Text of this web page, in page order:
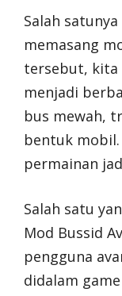
Salah
memasang
tersebut, kita
menjadi
bus mewah,
bentuk
permainan
Salah satu
Mod Bussid
pengguna
didalam